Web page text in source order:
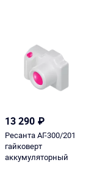
13 290 ₽
Ресанта АГ-300/201
гайковерт
аккумуляторный